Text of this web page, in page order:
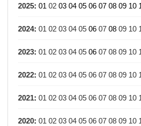
2025: 01 02 03 04 05 06 07 08 09 10
2024: 01 02 03 04 05 06 07 08 09 10
2023: 01 02 03 04 05 06 07 08 09 10
2022: 01 02 03 04 05 06 07 08 09 10
2021: 01 02 03 04 05 06 07 08 09 10
2020: 01 02 03 04 05 06 07 08 09 10